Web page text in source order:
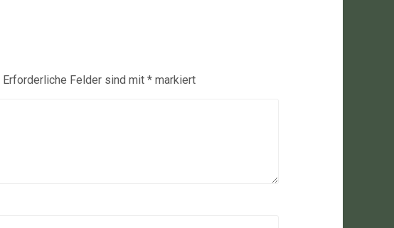
Erforderliche Felder sind mit * markiert